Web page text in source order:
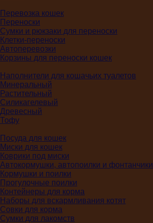
Перевозка кошек
Переноски
Сумки и рюкзаки для переноски
Клетки-переноски
Автоперевозки
Корзины для переноски кошек
Наполнители для кошачьих туалетов
Минеральный
Растительный
Силикагелевый
Древесный
Тофу
Посуда для кошек
Миски для кошек
Коврики под миски
Автокормушки, автопоилки и фонтанчики
Кормушки и поилки
Прогулочные поилки
Контейнеры для корма
Наборы для вскармливания котят
Совки для корма
Сумки для лакомств